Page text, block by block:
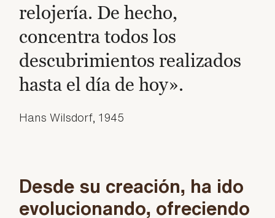
relojería. De hecho,
concentra todos los
descubrimientos realizados
hasta el día de hoy».
Hans Wilsdorf, 1945
Desde su creación, ha ido
evolucionando, ofreciendo